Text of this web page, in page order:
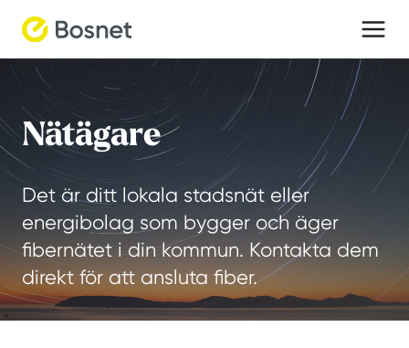
Skip
content
Nätägare
Det är ditt lokala stadsnät eller
energibolag som bygger och äger
fibernätet i din kommun. Kontakta dem
direkt för att ansluta fiber.